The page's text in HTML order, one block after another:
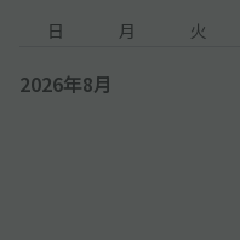
日 月 火
2026年8月